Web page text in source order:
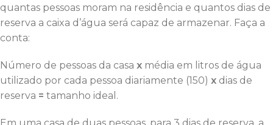
quantas pessoas moram na residência e quantos dias de
reserva a caixa d’água será capaz de armazenar. Faça a
conta:
Número de pessoas da casa x média em litros de água
utilizado por cada pessoa diariamente (150) x dias de
reserva = tamanho ideal.